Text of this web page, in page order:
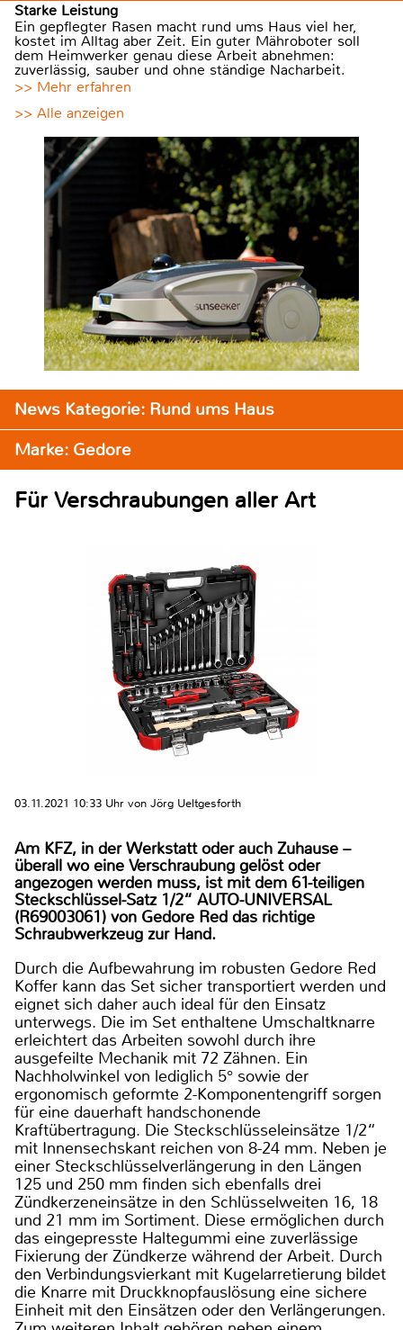
Starke Leistung
Ein gepflegter Rasen macht rund ums Haus viel her,
kostet im Alltag aber Zeit. Ein guter Mähroboter soll
dem Heimwerker genau diese Arbeit abnehmen:
zuverlässig, sauber und ohne ständige Nacharbeit.
>> Mehr erfahren
>> Alle anzeigen
News Kategorie: Rund ums Haus
Marke: Gedore
Für Verschraubungen aller Art
03.11.2021 10:33 Uhr von Jörg Ueltgesforth
Am KFZ, in der Werkstatt oder auch Zuhause –
überall wo eine Verschraubung gelöst oder
angezogen werden muss, ist mit dem 61-teiligen
Steckschlüssel-Satz 1/2“ AUTO-UNIVERSAL
(R69003061) von Gedore Red das richtige
Schraubwerkzeug zur Hand.
Durch die Aufbewahrung im robusten Gedore Red
Koffer kann das Set sicher transportiert werden und
eignet sich daher auch ideal für den Einsatz
unterwegs. Die im Set enthaltene Umschaltknarre
erleichtert das Arbeiten sowohl durch ihre
ausgefeilte Mechanik mit 72 Zähnen. Ein
Nachholwinkel von lediglich 5° sowie der
ergonomisch geformte 2-Komponentengriff sorgen
für eine dauerhaft handschonende
Kraftübertragung. Die Steckschlüsseleinsätze 1/2“
mit Innensechskant reichen von 8-24 mm. Neben je
einer Steckschlüsselverlängerung in den Längen
125 und 250 mm finden sich ebenfalls drei
Zündkerzeneinsätze in den Schlüsselweiten 16, 18
und 21 mm im Sortiment. Diese ermöglichen durch
das eingepresste Haltegummi eine zuverlässige
Fixierung der Zündkerze während der Arbeit. Durch
den Verbindungsvierkant mit Kugelarretierung bildet
die Knarre mit Druckknopfauslösung eine sichere
Einheit mit den Einsätzen oder den Verlängerungen.